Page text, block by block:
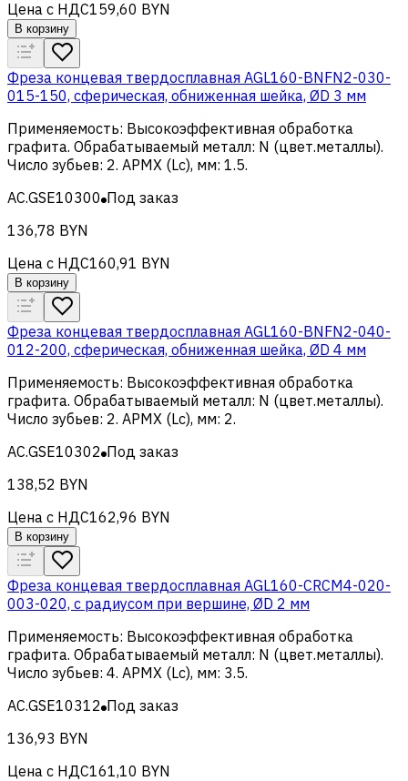
Цена с НДС159,60 BYN
В корзину
Фреза концевая твердосплавная AGL160-BNFN2-030-
015-150, сферическая, обниженная шейка, ØD 3 мм
Применяемость: Высокоэффективная обработка
графита. Обрабатываемый металл: N (цвет.металлы).
Число зубьев: 2. APMX (Lc), мм: 1.5.
AC.GSE10300 Под заказ
136,78 BYN
Цена с НДС160,91 BYN
В корзину
Фреза концевая твердосплавная AGL160-BNFN2-040-
012-200, сферическая, обниженная шейка, ØD 4 мм
Применяемость: Высокоэффективная обработка
графита. Обрабатываемый металл: N (цвет.металлы).
Число зубьев: 2. APMX (Lc), мм: 2.
AC.GSE10302 Под заказ
138,52 BYN
Цена с НДС162,96 BYN
В корзину
Фреза концевая твердосплавная AGL160-CRCM4-020-
003-020, с радиусом при вершине, ØD 2 мм
Применяемость: Высокоэффективная обработка
графита. Обрабатываемый металл: N (цвет.металлы).
Число зубьев: 4. APMX (Lc), мм: 3.5.
AC.GSE10312 Под заказ
136,93 BYN
Цена с НДС161,10 BYN